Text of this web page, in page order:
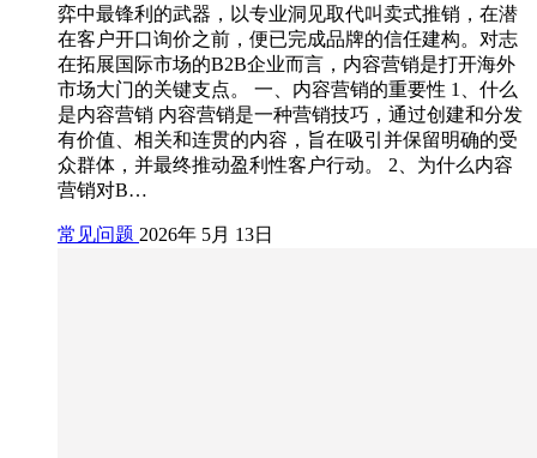
弈中最锋利的武器，以专业洞见取代叫卖式推销，在潜
在客户开口询价之前，便已完成品牌的信任建构。对志
在拓展国际市场的B2B企业而言，内容营销是打开海外
市场大门的关键支点。 一、内容营销的重要性 1、什么
是内容营销 内容营销是一种营销技巧，通过创建和分发
有价值、相关和连贯的内容，旨在吸引并保留明确的受
众群体，并最终推动盈利性客户行动。 2、为什么内容
营销对B…
常见问题 2026年 5月 13日